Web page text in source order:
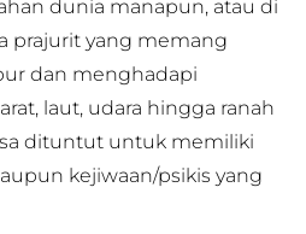
dunia manapun, atau di
prajurit yang memang
dan menghadapi
laut, udara hingga ranah
dituntut untuk memiliki
kejiwaan/psikis yang